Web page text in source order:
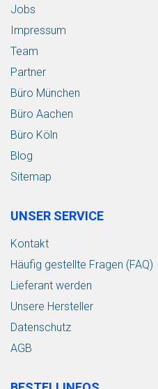
Jobs
Impressum
Team
Partner
Büro München
Büro Aachen
Büro Köln
Blog
Sitemap
UNSER SERVICE
Kontakt
Häufig gestellte Fragen (FAQ)
Lieferant werden
Unsere Hersteller
Datenschutz
AGB